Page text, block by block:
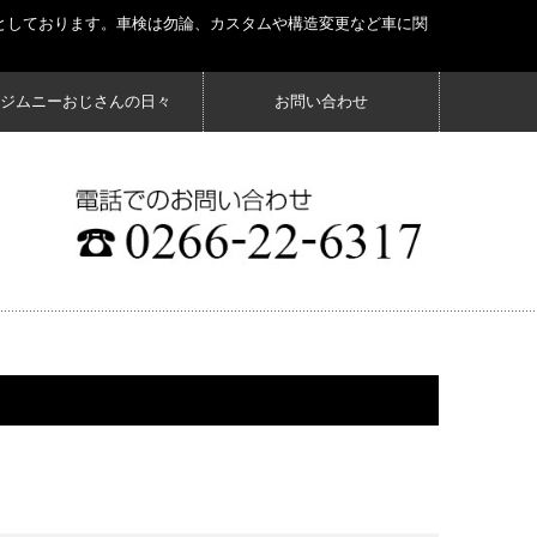
ております。車検は勿論、カスタムや構造変更など車に関
ジムニーおじさんの日々 お問い合わせ